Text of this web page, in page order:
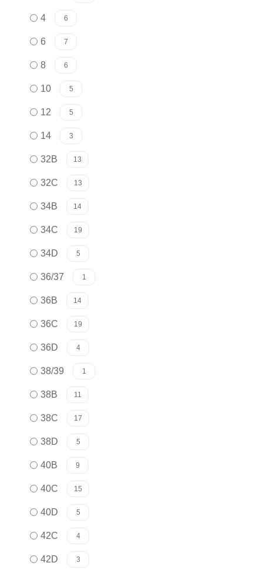
4 6
6 7
8 6
10 5
12 5
14 3
32B 13
32C 13
34B 14
34C 19
34D 5
36/37 1
36B 14
36C 19
36D 4
38/39 1
38B 11
38C 17
38D 5
40B 9
40C 15
40D 5
42C 4
42D 3